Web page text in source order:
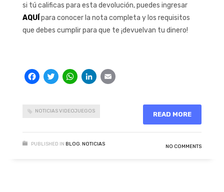
si tú calificas para esta devolución, puedes ingresar
AQUÍ para conocer la nota completa y los requisitos
que debes cumplir para que te ¡devuelvan tu dinero!
Facebook
Twitter
WhatsApp
LinkedIn
NOTICIAS VIDEOJUEGOS READ MORE
PUBLISHED IN BLOG, NOTICIAS NO COMMENTS